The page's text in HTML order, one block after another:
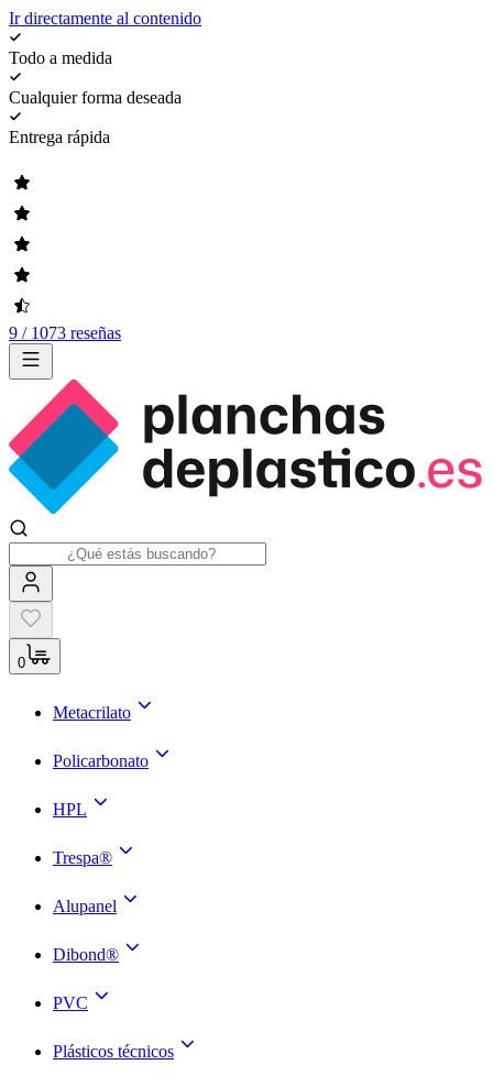
Ir directamente al contenido
Todo a medida
Cualquier forma deseada
Entrega rápida
9 / 1073 reseñas
0
Metacrilato
Policarbonato
HPL
Trespa®
Alupanel
Dibond®
PVC
Plásticos técnicos